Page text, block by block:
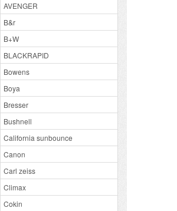
AVENGER
B&r
B+W
BLACKRAPID
Bowens
Boya
Bresser
Bushnell
California sunbounce
Canon
Carl zeiss
Climax
Cokin